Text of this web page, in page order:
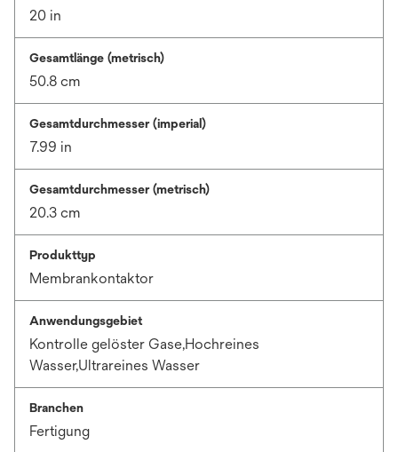
20 in
Gesamtlänge (metrisch)
50.8 cm
Gesamtdurchmesser (imperial)
7.99 in
Gesamtdurchmesser (metrisch)
20.3 cm
Produkttyp
Membrankontaktor
Anwendungsgebiet
Kontrolle gelöster Gase,Hochreines
Wasser,Ultrareines Wasser
Branchen
Fertigung